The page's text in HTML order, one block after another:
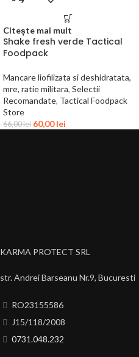
Citește mai mult
Shake fresh verde Tactical
Foodpack
Mancare liofilizata si deshidratata,
mre, ratie militara, Selectii
Recomandate, Tactical Foodpack
Store
66,00lei 60,00lei
KARMA PROTECT SRL
str. Andrei Barseanu Nr.9, Bucuresti
RO23155586
J15/118/2008
0731.048.232